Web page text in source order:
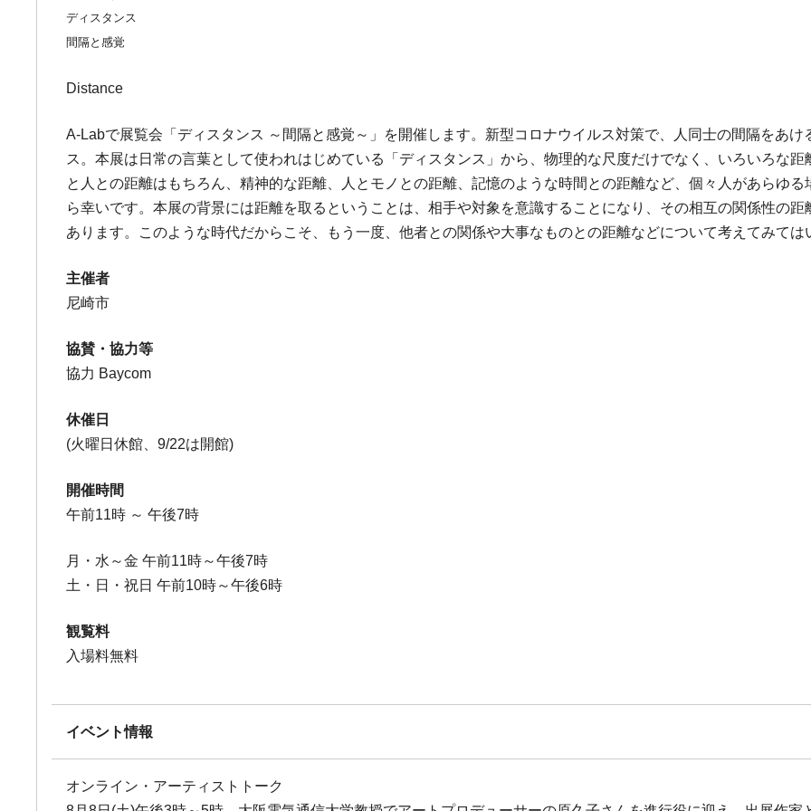
ディスタンス
間隔と感覚
Distance
A-Labで展覧会「ディスタンス ～間隔と感覚～」を開催します。新型コロナウイルス対策で、人同士の間隔をあ
ス。本展は日常の言葉として使われはじめている「ディスタンス」から、物理的な尺度だけでなく、いろいろな
と人との距離はもちろん、精神的な距離、人とモノとの距離、記憶のような時間との距離など、個々人があらゆる
ら幸いです。本展の背景には距離を取るということは、相手や対象を意識することになり、その相互の関係性の
あります。このような時代だからこそ、もう一度、他者との関係や大事なものとの距離などについて考えてみては
主催者
尼崎市
協賛・協力等
協力 Baycom
休催日
(火曜日休館、9/22は開館)
開催時間
午前11時 ～ 午後7時
月・水～金 午前11時～午後7時
土・日・祝日 午前10時～午後6時
観覧料
入場料無料
イベント情報
オンライン・アーティストトーク